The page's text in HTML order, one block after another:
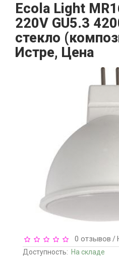
Ecola Light
220V GU5.3
стекло
Истре, Цена
0 отзывов /
Доступность: На складе